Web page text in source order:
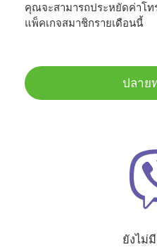
คุณจะสามารถประหยัดค่าโ
แพ็คเกจสมาชิกรายเดือนนี้
ปลาย
ยังไม่